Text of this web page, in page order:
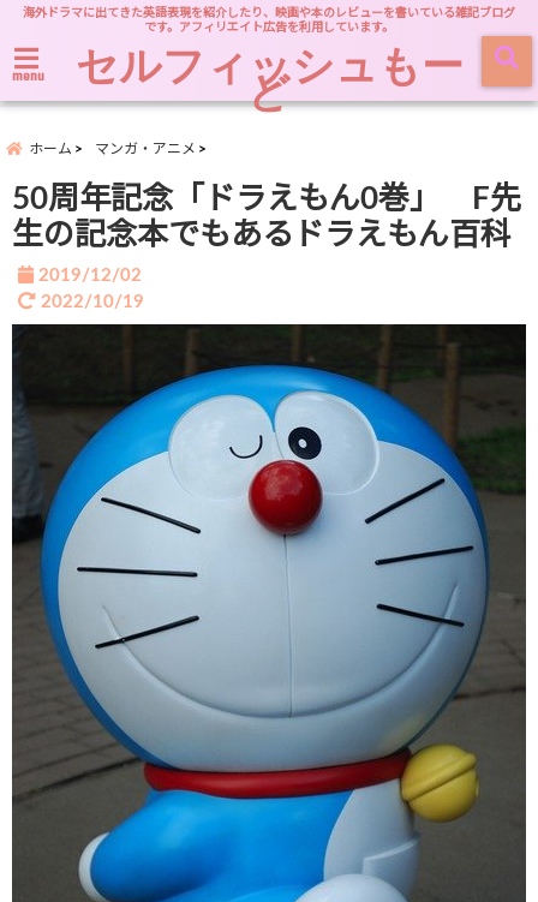
海外ドラマに出てきた英語表現を紹介したり、映画や本のレビューを書いている雑記ブログ
です。アフィリエイト広告を利用しています。
menu セルフィッシュもー
ど
ホーム マンガ・アニメ
50周年記念「ドラえもん0巻」 F先
生の記念本でもあるドラえもん百科
2019/12/02
2022/10/19